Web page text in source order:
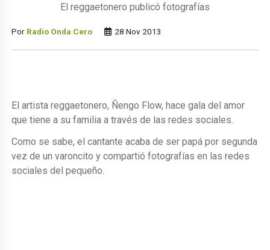
El reggaetonero publicó fotografías
Por Radio Onda Cero 28 Nov 2013
El artista reggaetonero, Ñengo Flow, hace gala del amor
que tiene a su familia a través de las redes sociales.
Como se sabe, el cantante acaba de ser papá por segunda
vez de un varoncito y compartió fotografías en las redes
sociales del pequeño.